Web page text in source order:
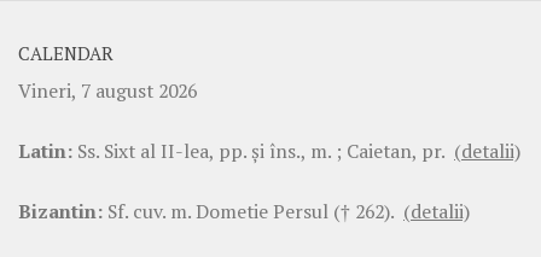
CALENDAR
Vineri, 7 august 2026
Latin: Ss. Sixt al II-lea, pp. şi îns., m. ; Caietan, pr. (detalii)
Bizantin: Sf. cuv. m. Dometie Persul († 262). (detalii)